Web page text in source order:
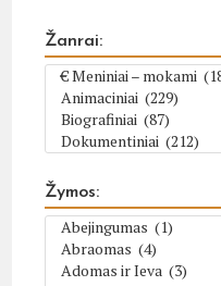
Žanrai:
Žymos: